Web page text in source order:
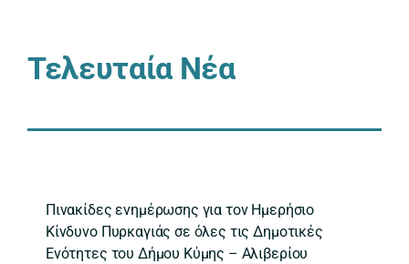
Τελευταία Νέα
Πινακίδες ενημέρωσης για τον Ημερήσιο
Κίνδυνο Πυρκαγιάς σε όλες τις Δημοτικές
Ενότητες του Δήμου Κύμης – Αλιβερίου